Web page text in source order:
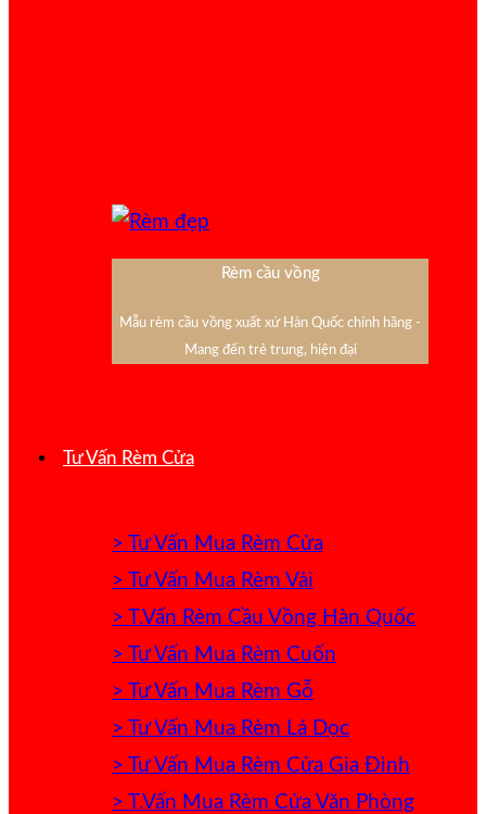
Rèm cầu vồng
Mẫu rèm cầu vồng xuất xứ Hàn Quốc chính hãng -
Mang đến trẻ trung, hiện đại
Tư Vấn Rèm Cửa
> Tư Vấn Mua Rèm Cửa
> Tư Vấn Mua Rèm Vải
> T.Vấn Rèm Cầu Vồng Hàn Quốc
> Tư Vấn Mua Rèm Cuốn
> Tư Vấn Mua Rèm Gỗ
> Tư Vấn Mua Rèm Lá Dọc
> Tư Vấn Mua Rèm Cửa Gia Đình
> T.Vấn Mua Rèm Cửa Văn Phòng